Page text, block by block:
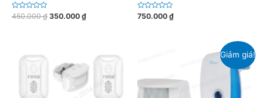
Đ
450.000₫ 350.000 ₫
Đ
g
0
750.000 ₫
Giảm giá!